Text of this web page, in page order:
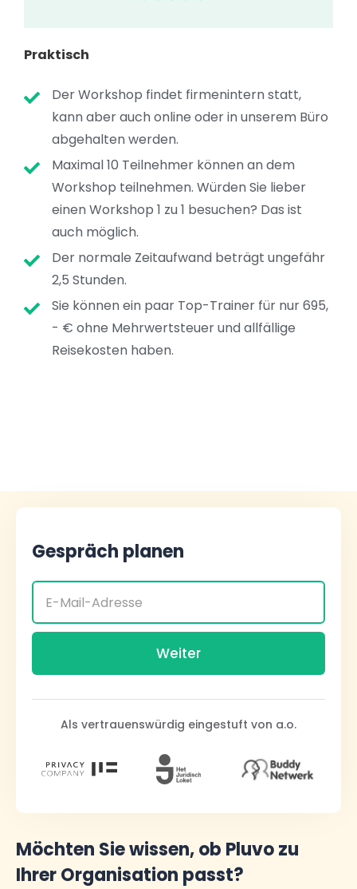
Praktisch
Der Workshop findet firmenintern statt,
kann aber auch online oder in unserem Büro
abgehalten werden.
Maximal 10 Teilnehmer können an dem
Workshop teilnehmen. Würden Sie lieber
einen Workshop 1 zu 1 besuchen? Das ist
auch möglich.
Der normale Zeitaufwand beträgt ungefähr
2,5 Stunden.
Sie können ein paar Top-Trainer für nur 695,
- € ohne Mehrwertsteuer und allfällige
Reisekosten haben.
Gespräch planen
Als vertrauenswürdig eingestuft von a.o.
Möchten Sie wissen, ob Pluvo zu
Ihrer Organisation passt?